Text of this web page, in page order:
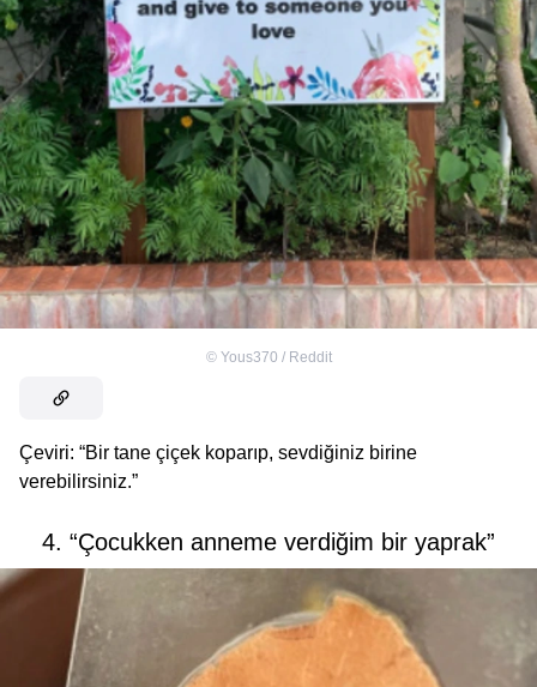
© Yous370 / Reddit
Çeviri: “Bir tane çiçek koparıp, sevdiğiniz birine
verebilirsiniz.”
4. “Çocukken anneme verdiğim bir yaprak”